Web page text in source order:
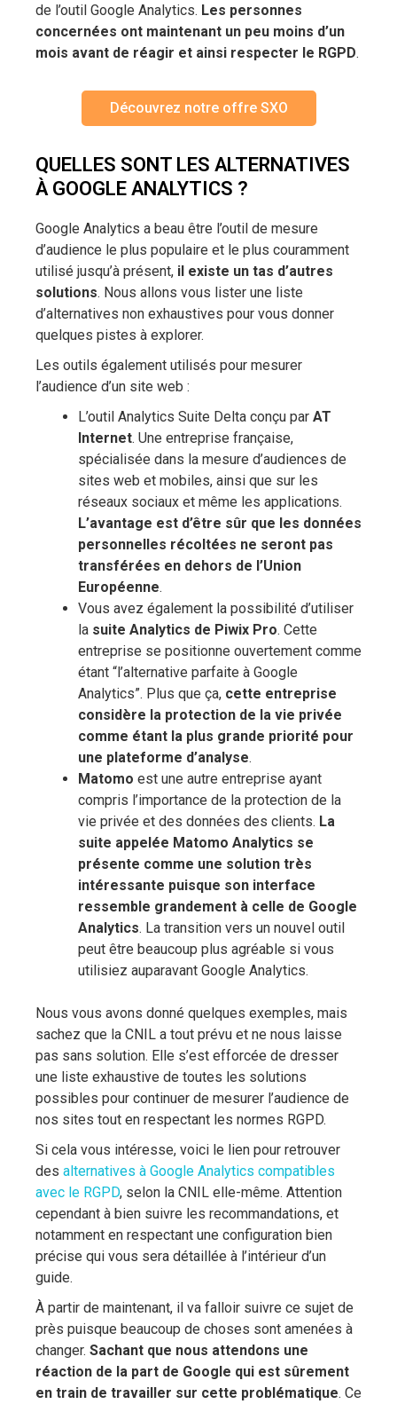
de l’outil Google Analytics. Les personnes
concernées ont maintenant un peu moins d’un
mois avant de réagir et ainsi respecter le RGPD.
Découvrez notre offre SXO
QUELLES SONT LES ALTERNATIVES
À GOOGLE ANALYTICS ?
Google Analytics a beau être l’outil de mesure
d’audience le plus populaire et le plus couramment
utilisé jusqu’à présent, il existe un tas d’autres
solutions. Nous allons vous lister une liste
d’alternatives non exhaustives pour vous donner
quelques pistes à explorer.
Les outils également utilisés pour mesurer
l’audience d’un site web :
L’outil Analytics Suite Delta conçu par AT
Internet. Une entreprise française,
spécialisée dans la mesure d’audiences de
sites web et mobiles, ainsi que sur les
réseaux sociaux et même les applications.
L’avantage est d’être sûr que les données
personnelles récoltées ne seront pas
transférées en dehors de l’Union
Européenne.
Vous avez également la possibilité d’utiliser
la suite Analytics de Piwix Pro. Cette
entreprise se positionne ouvertement comme
étant “l’alternative parfaite à Google
Analytics”. Plus que ça, cette entreprise
considère la protection de la vie privée
comme étant la plus grande priorité pour
une plateforme d’analyse.
Matomo est une autre entreprise ayant
compris l’importance de la protection de la
vie privée et des données des clients. La
suite appelée Matomo Analytics se
présente comme une solution très
intéressante puisque son interface
ressemble grandement à celle de Google
Analytics. La transition vers un nouvel outil
peut être beaucoup plus agréable si vous
utilisiez auparavant Google Analytics.
Nous vous avons donné quelques exemples, mais
sachez que la CNIL a tout prévu et ne nous laisse
pas sans solution. Elle s’est efforcée de dresser
une liste exhaustive de toutes les solutions
possibles pour continuer de mesurer l’audience de
nos sites tout en respectant les normes RGPD.
Si cela vous intéresse, voici le lien pour retrouver
des alternatives à Google Analytics compatibles
avec le RGPD, selon la CNIL elle-même. Attention
cependant à bien suivre les recommandations, et
notamment en respectant une configuration bien
précise qui vous sera détaillée à l’intérieur d’un
guide.
À partir de maintenant, il va falloir suivre ce sujet de
près puisque beaucoup de choses sont amenées à
changer. Sachant que nous attendons une
réaction de la part de Google qui est sûrement
en train de travailler sur cette problématique. Ce